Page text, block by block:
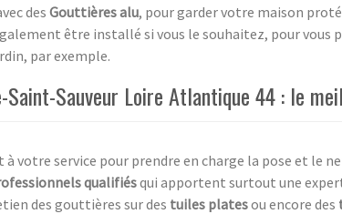
des Gouttières alu, pour garder votre maison
être installé si vous le souhaitez, pour vous
par exemple.
Saint-Sauveur Loire Atlantique 44 : le
votre service pour prendre en charge la pose et le
qualifiésqui apportent surtout une
des gouttières sur des tuiles platesou encore des